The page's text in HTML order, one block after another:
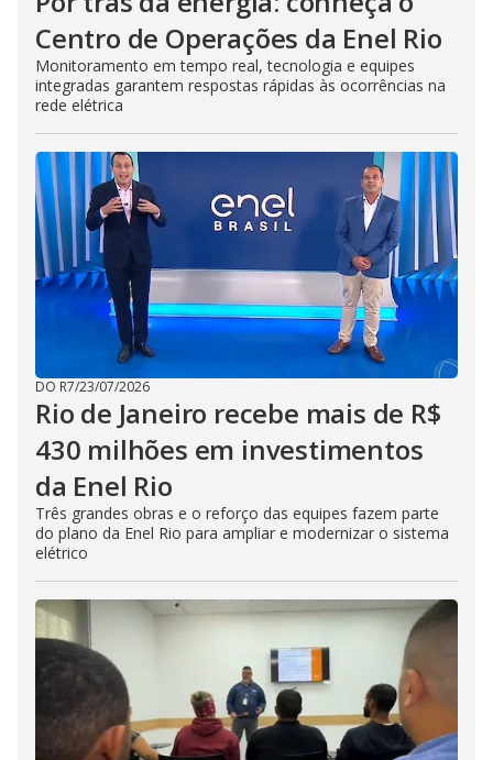
Centro de Operações da Enel Rio
Monitoramento em tempo real, tecnologia e equipes
integradas garantem respostas rápidas às ocorrências na
rede elétrica
DO R7/23/07/2026
Rio de Janeiro recebe mais de R$
430 milhões em investimentos
da Enel Rio
Três grandes obras e o reforço das equipes fazem parte
do plano da Enel Rio para ampliar e modernizar o sistema
elétrico